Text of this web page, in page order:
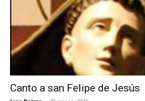
Canto a san Felipe de Jesús